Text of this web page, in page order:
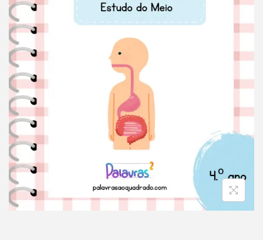
ç
o
d